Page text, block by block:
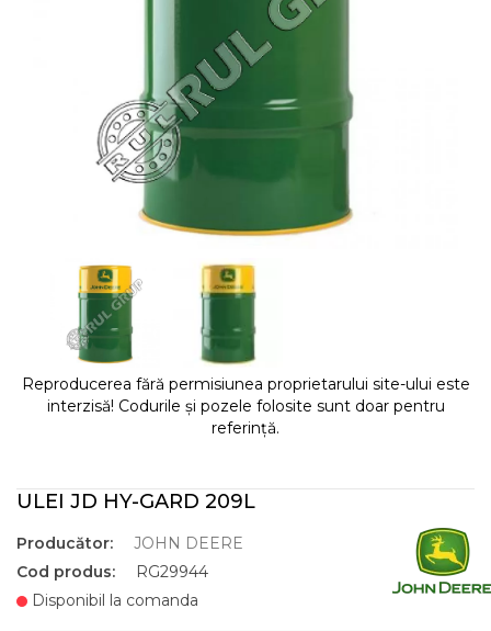
Reproducerea fără permisiunea proprietarului site-ului este
interzisă! Codurile și pozele folosite sunt doar pentru
referință.
ULEI JD HY-GARD 209L
Producător:
JOHN DEERE
Cod produs:
RG29944
Disponibil la comanda